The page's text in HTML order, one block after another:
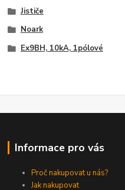
Jističe
Noark
Ex9BH, 10kA, 1pólové
Informace pro vás
Proč nakupovat u nás?
Jak nakupovat